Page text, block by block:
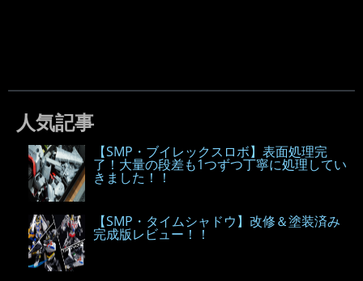
人気記事
【SMP・ブイレックスロボ】表面処理完
了！大量の段差も1つずつ丁寧に処理してい
きました！！
【SMP・タイムシャドウ】改修＆塗装済み
完成版レビュー！！